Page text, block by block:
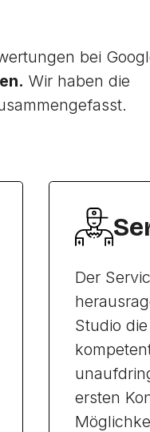
bei
Wir haben die
Der
Studio
ersten